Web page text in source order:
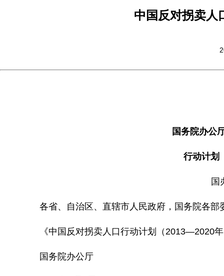
中国反对拐卖
国务院办公
行动计划
国
各省、自治区、直辖市人民政府，国务院各部
《中国反对拐卖人口行动计划（2013—2020年
国务院办公厅